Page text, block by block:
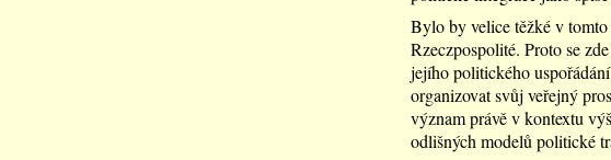
Bylo by velice těžké v
Rzeczpospolité. Proto se
jejího politického
organizovat svůj veřejný
význam právě v kontextu
odlišných modelů politické